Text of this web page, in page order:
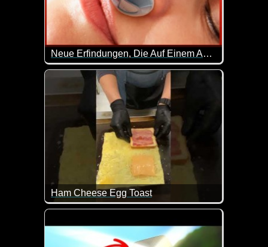
Neue Erfindungen, Die Auf Einem Anderen Level Sind - 44
Und immer wieder gibt es neue geniale
Ham Cheese Egg Toast
Nicht funny, aber ich hab jetzt Hunger :-) Es